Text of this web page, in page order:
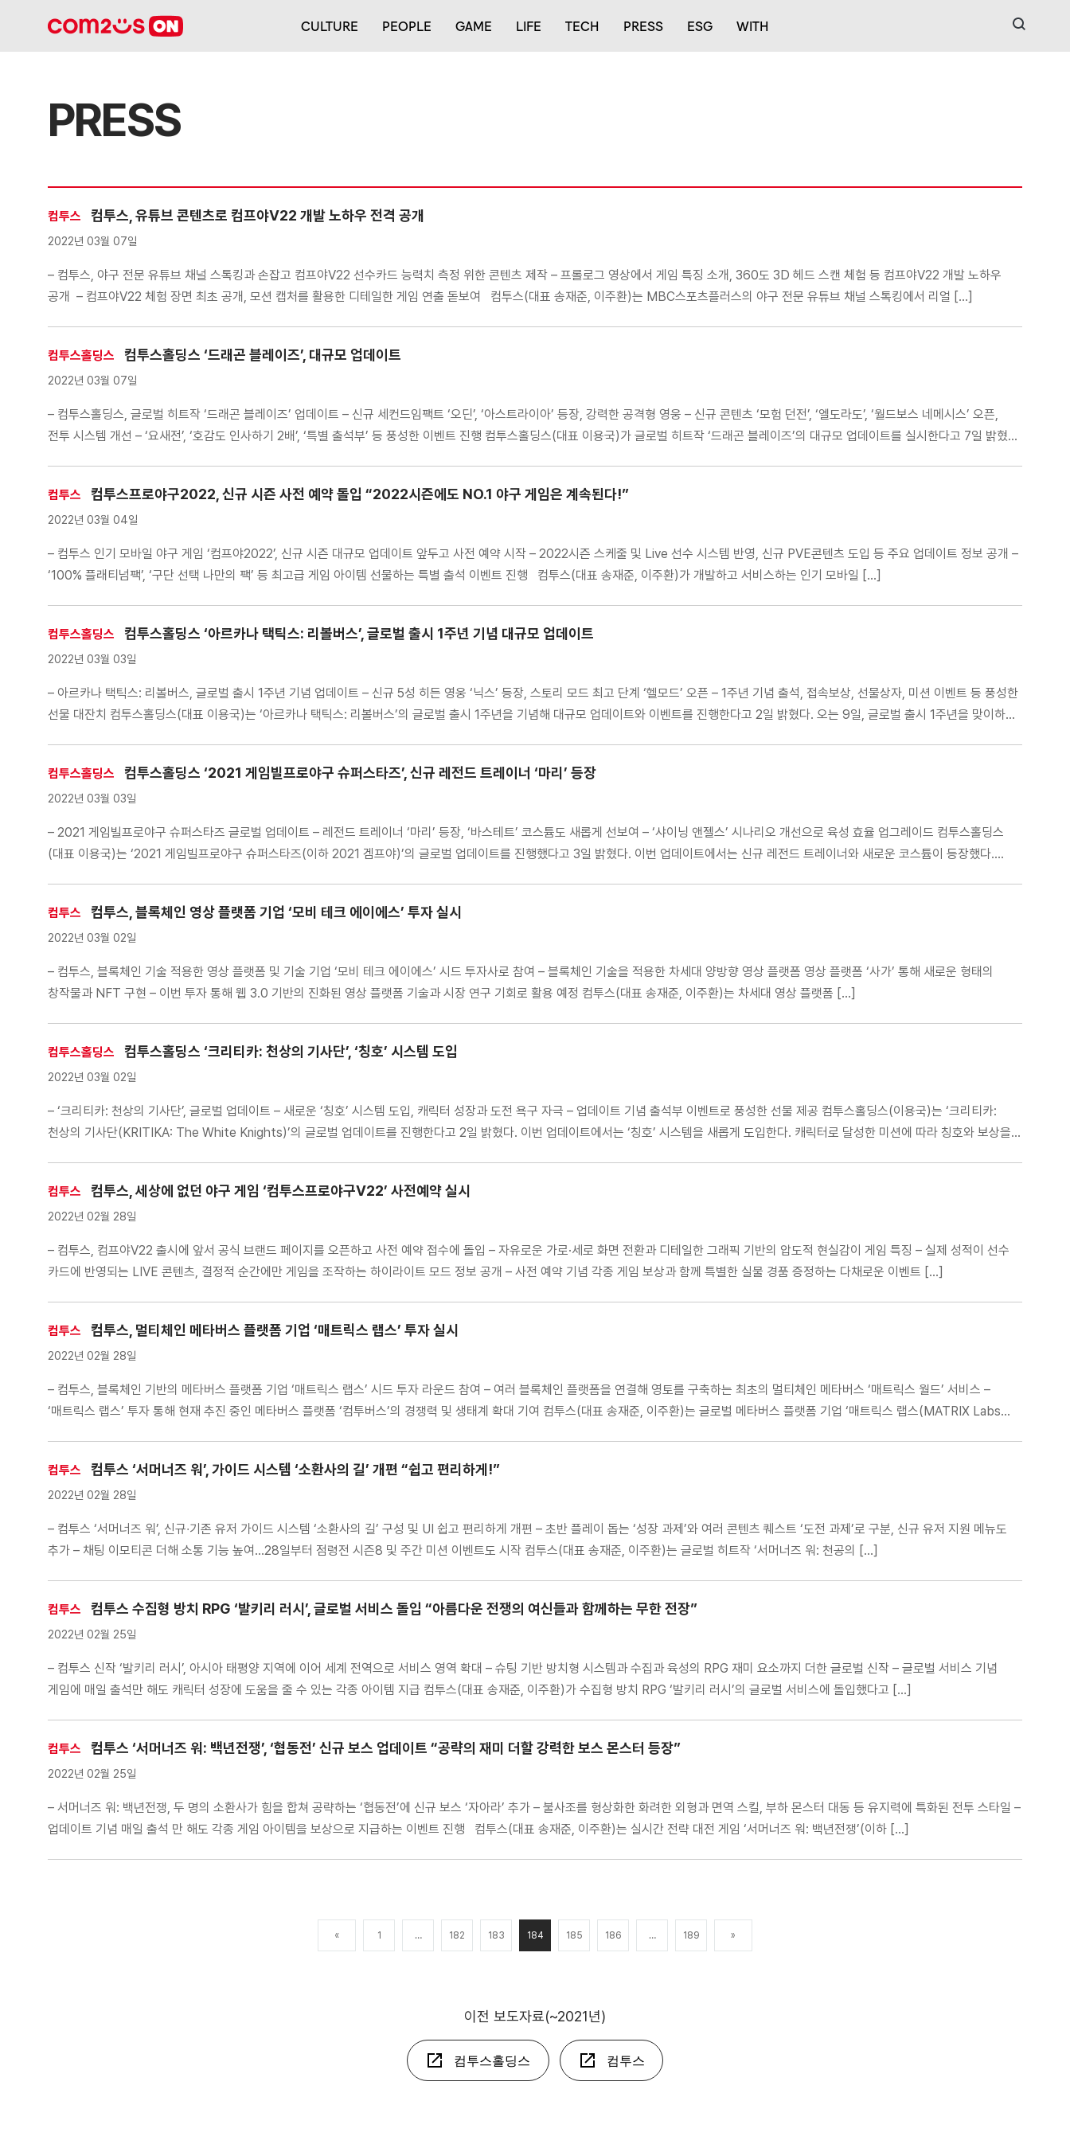
CULTURE PEOPLE GAME LIFE TECH PRESS ESG WITH 검색
PRESS
컴투스 컴투스, 유튜브 콘텐츠로 컴프야V22 개발 노하우 전격 공개
2022년 03월 07일
– 컴투스, 야구 전문 유튜브 채널 스톡킹과 손잡고 컴프야V22 선수카드 능력치 측정 위한 콘텐츠 제작 – 프롤로그 영상에서 게임 특징 소개, 360도 3D 헤드 스캔 체험 등 컴프야V22 개발 노하우
공개 – 컴프야V22 체험 장면 최초 공개, 모션 캡처를 활용한 디테일한 게임 연출 돋보여 컴투스(대표 송재준, 이주환)는 MBC스포츠플러스의 야구 전문 유튜브 채널 스톡킹에서 리얼 […]
컴투스홀딩스 컴투스홀딩스 ‘드래곤 블레이즈’, 대규모 업데이트
2022년 03월 07일
– 컴투스홀딩스, 글로벌 히트작 ‘드래곤 블레이즈’ 업데이트 – 신규 세컨드임팩트 ‘오딘’, ‘아스트라이아’ 등장, 강력한 공격형 영웅 – 신규 콘텐츠 ‘모험 던전’, ‘엘도라도’, ‘월드보스 네메시스’ 오픈,
전투 시스템 개선 – ‘요새전’, ‘호감도 인사하기 2배’, ‘특별 출석부’ 등 풍성한 이벤트 진행 컴투스홀딩스(대표 이용국)가 글로벌 히트작 ‘드래곤 블레이즈’의 대규모 업데이트를 실시한다고 7일 밝혔다.
컴투스 컴투스프로야구2022, 신규 시즌 사전 예약 돌입 “2022시즌에도 NO.1 야구 게임은 계속된다!”
2022년 03월 04일
– 컴투스 인기 모바일 야구 게임 ‘컴프야2022’, 신규 시즌 대규모 업데이트 앞두고 사전 예약 시작 – 2022시즌 스케줄 및 Live 선수 시스템 반영, 신규 PVE콘텐츠 도입 등 주요 업데이트 정보 공개 –
‘100% 플래티넘팩’, ‘구단 선택 나만의 팩’ 등 최고급 게임 아이템 선물하는 특별 출석 이벤트 진행 컴투스(대표 송재준, 이주환)가 개발하고 서비스하는 인기 모바일 […]
컴투스홀딩스 컴투스홀딩스 ‘아르카나 택틱스: 리볼버스’, 글로벌 출시 1주년 기념 대규모 업데이트
2022년 03월 03일
– 아르카나 택틱스: 리볼버스, 글로벌 출시 1주년 기념 업데이트 – 신규 5성 히든 영웅 ‘닉스’ 등장, 스토리 모드 최고 단계 ‘헬모드’ 오픈 – 1주년 기념 출석, 접속보상, 선물상자, 미션 이벤트 등 풍성한
선물 대잔치 컴투스홀딩스(대표 이용국)는 ‘아르카나 택틱스: 리볼버스’의 글로벌 출시 1주년을 기념해 대규모 업데이트와 이벤트를 진행한다고 2일 밝혔다. 오는 9일, 글로벌 출시 1주년을 맞이하는
컴투스홀딩스 컴투스홀딩스 ‘2021 게임빌프로야구 슈퍼스타즈’, 신규 레전드 트레이너 ‘마리’ 등장
2022년 03월 03일
– 2021 게임빌프로야구 슈퍼스타즈 글로벌 업데이트 – 레전드 트레이너 ‘마리’ 등장, ‘바스테트’ 코스튬도 새롭게 선보여 – ‘샤이닝 앤젤스’ 시나리오 개선으로 육성 효율 업그레이드 컴투스홀딩스
(대표 이용국)는 ‘2021 게임빌프로야구 슈퍼스타즈(이하 2021 겜프야)’의 글로벌 업데이트를 진행했다고 3일 밝혔다. 이번 업데이트에서는 신규 레전드 트레이너와 새로운 코스튬이 등장했다.
컴투스 컴투스, 블록체인 영상 플랫폼 기업 ‘모비 테크 에이에스’ 투자 실시
2022년 03월 02일
– 컴투스, 블록체인 기술 적용한 영상 플랫폼 및 기술 기업 ‘모비 테크 에이에스’ 시드 투자사로 참여 – 블록체인 기술을 적용한 차세대 양방향 영상 플랫폼 영상 플랫폼 ‘사가’ 통해 새로운 형태의
창작물과 NFT 구현 – 이번 투자 통해 웹 3.0 기반의 진화된 영상 플랫폼 기술과 시장 연구 기회로 활용 예정 컴투스(대표 송재준, 이주환)는 차세대 영상 플랫폼 […]
컴투스홀딩스 컴투스홀딩스 ‘크리티카: 천상의 기사단’, ‘칭호’ 시스템 도입
2022년 03월 02일
– ‘크리티카: 천상의 기사단’, 글로벌 업데이트 – 새로운 ‘칭호’ 시스템 도입, 캐릭터 성장과 도전 욕구 자극 – 업데이트 기념 출석부 이벤트로 풍성한 선물 제공 컴투스홀딩스(이용국)는 ‘크리티카:
천상의 기사단(KRITIKA: The White Knights)’의 글로벌 업데이트를 진행한다고 2일 밝혔다. 이번 업데이트에서는 ‘칭호’ 시스템을 새롭게 도입한다. 캐릭터로 달성한 미션에 따라 칭호와 보상을
컴투스 컴투스, 세상에 없던 야구 게임 ‘컴투스프로야구V22’ 사전예약 실시
2022년 02월 28일
– 컴투스, 컴프야V22 출시에 앞서 공식 브랜드 페이지를 오픈하고 사전 예약 접수에 돌입 – 자유로운 가로·세로 화면 전환과 디테일한 그래픽 기반의 압도적 현실감이 게임 특징 – 실제 성적이 선수
카드에 반영되는 LIVE 콘텐츠, 결정적 순간에만 게임을 조작하는 하이라이트 모드 정보 공개 – 사전 예약 기념 각종 게임 보상과 함께 특별한 실물 경품 증정하는 다채로운 이벤트 […]
컴투스 컴투스, 멀티체인 메타버스 플랫폼 기업 ‘매트릭스 랩스’ 투자 실시
2022년 02월 28일
– 컴투스, 블록체인 기반의 메타버스 플랫폼 기업 ‘매트릭스 랩스’ 시드 투자 라운드 참여 – 여러 블록체인 플랫폼을 연결해 영토를 구축하는 최초의 멀티체인 메타버스 ‘매트릭스 월드’ 서비스 –
‘매트릭스 랩스’ 투자 통해 현재 추진 중인 메타버스 플랫폼 ‘컴투버스’의 경쟁력 및 생태계 확대 기여 컴투스(대표 송재준, 이주환)는 글로벌 메타버스 플랫폼 기업 ‘매트릭스 랩스(MATRIX Labs
컴투스 컴투스 ‘서머너즈 워’, 가이드 시스템 ‘소환사의 길’ 개편 “쉽고 편리하게!”
2022년 02월 28일
– 컴투스 ‘서머너즈 워’, 신규∙기존 유저 가이드 시스템 ‘소환사의 길’ 구성 및 UI 쉽고 편리하게 개편 – 초반 플레이 돕는 ‘성장 과제’와 여러 콘텐츠 퀘스트 ‘도전 과제’로 구분, 신규 유저 지원 메뉴도
추가 – 채팅 이모티콘 더해 소통 기능 높여…28일부터 점령전 시즌8 및 주간 미션 이벤트도 시작 컴투스(대표 송재준, 이주환)는 글로벌 히트작 ‘서머너즈 워: 천공의 […]
컴투스 컴투스 수집형 방치 RPG ‘발키리 러시’, 글로벌 서비스 돌입 “아름다운 전쟁의 여신들과 함께하는 무한 전장”
2022년 02월 25일
– 컴투스 신작 ‘발키리 러시’, 아시아 태평양 지역에 이어 세계 전역으로 서비스 영역 확대 – 슈팅 기반 방치형 시스템과 수집과 육성의 RPG 재미 요소까지 더한 글로벌 신작 – 글로벌 서비스 기념
게임에 매일 출석만 해도 캐릭터 성장에 도움을 줄 수 있는 각종 아이템 지급 컴투스(대표 송재준, 이주환)가 수집형 방치 RPG ‘발키리 러시’의 글로벌 서비스에 돌입했다고 […]
컴투스 컴투스 ‘서머너즈 워: 백년전쟁’, ‘협동전’ 신규 보스 업데이트 “공략의 재미 더할 강력한 보스 몬스터 등장”
2022년 02월 25일
– 서머너즈 워: 백년전쟁, 두 명의 소환사가 힘을 합쳐 공략하는 ‘협동전’에 신규 보스 ‘자아라’ 추가 – 불사조를 형상화한 화려한 외형과 면역 스킬, 부하 몬스터 대동 등 유지력에 특화된 전투 스타일 –
업데이트 기념 매일 출석 만 해도 각종 게임 아이템을 보상으로 지급하는 이벤트 진행 컴투스(대표 송재준, 이주환)는 실시간 전략 대전 게임 ‘서머너즈 워: 백년전쟁’(이하 […]
« 1 … 182 183 184 185 186 … 189 »
이전 보도자료(~2021년)
컴투스홀딩스 컴투스